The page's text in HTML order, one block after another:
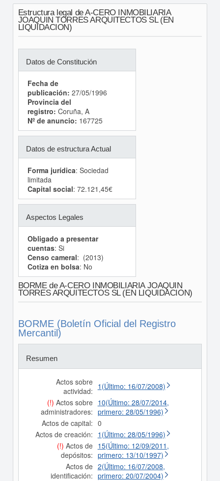
Estructura legal de A-CERO INMOBILIARIA
JOAQUIN TORRES ARQUITECTOS SL (EN
LIQUIDACION)
Datos de Constitución
Fecha de
publicación: 27/05/1996
Provincia del
registro: Coruña, A
Nº de anuncio: 167725
Datos de estructura Actual
Forma jurídica: Sociedad
limitada
Capital social: 72.121,45€
Aspectos Legales
Obligado a presentar
cuentas: Si
Censo cameral: (2013)
Cotiza en bolsa: No
BORME de A-CERO INMOBILIARIA JOAQUIN
TORRES ARQUITECTOS SL (EN LIQUIDACION)
BORME (Boletín Oficial del Registro
Mercantil)
Resumen
Actos sobre
actividad: 1(Último: 16/07/2008)
(!) Actos sobre
administradores:
10(Último: 28/07/2014,
primero: 28/05/1996)
Actos de capital: 0
Actos de creación: 1(Último: 28/05/1996)
(!) Actos de
depósitos:
15(Último: 12/09/2011,
primero: 13/10/1997)
Actos de
identificación:
2(Último: 16/07/2008,
primero: 20/07/2004)